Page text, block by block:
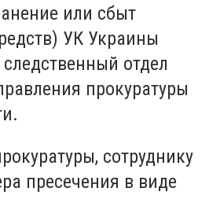
или сбыт
УК Украины
отдел
прокуратуры
сотруднику
пресечения в виде